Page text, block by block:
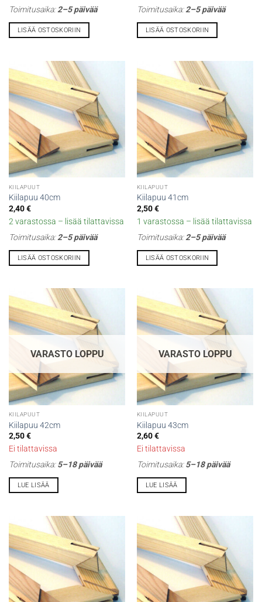
Toimitusaika:2–5 päivää
LISÄÄ OSTOSKORIIN
Toimitusaika:2–5 päivää
LISÄÄ OSTOSKORIIN
KIILAPUUT
Kiilapuu 40cm
2,40€
2 varastossa – lisää tilattavissa
Toimitusaika:2–5 päivää
LISÄÄ OSTOSKORIIN
KIILAPUUT
Kiilapuu 41cm
2,50€
1 varastossa – lisää tilattavissa
Toimitusaika:2–5 päivää
LISÄÄ OSTOSKORIIN
VARASTO LOPPU
KIILAPUUT
Kiilapuu 42cm
2,50€
Ei tilattavissa
Toimitusaika:5–18 päivää
LUE LISÄÄ
VARASTO LOPPU
KIILAPUUT
Kiilapuu 43cm
2,60€
Ei tilattavissa
Toimitusaika:5–18 päivää
LUE LISÄÄ